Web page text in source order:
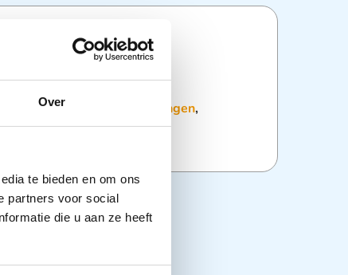
Over
te bieden en om ons
partners voor social
die u aan ze heeft
Pleisterautomaten en Navullingen,
,Wondverzorging